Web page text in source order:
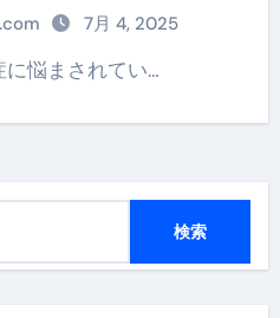
7月 4, 2025
に悩まされてい…